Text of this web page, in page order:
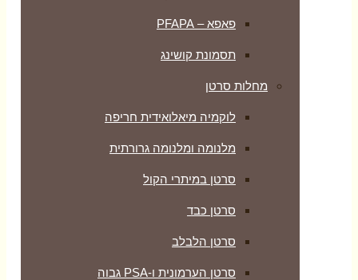
פאפא – PFAPA
תסמונת קושינג
מחלות סרטן
לוקמיה מיאלואידית חריפה
מלנומה ומלנומה גרורתית
סרטן במיתרי הקול
סרטן כבד
סרטן הלבלב
סרטן הערמונית ו-PSA גבוה